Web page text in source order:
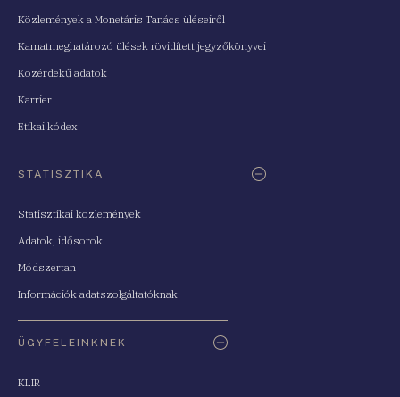
Közlemények a Monetáris Tanács üléseiről
Kamatmeghatározó ülések rövidített jegyzőkönyvei
Közérdekű adatok
Karrier
Etikai kódex
STATISZTIKA
Statisztikai közlemények
Adatok, idősorok
Módszertan
Információk adatszolgáltatóknak
ÜGYFELEINKNEK
KLIR